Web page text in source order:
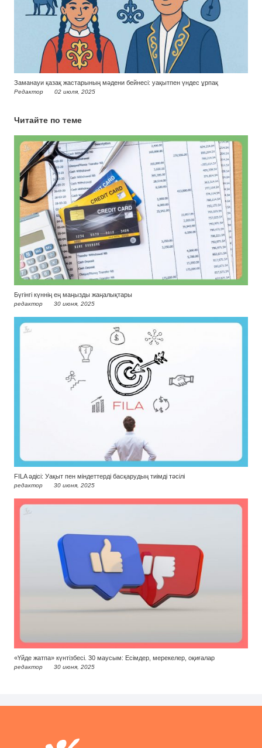
Заманауи қазақ жастарының мәдени бейнесі: уақытпен үндес ұрпақ
Редактор 02 июля, 2025
Читайте по теме
Бүгінгі күннің ең маңызды жаңалықтары
редактор 30 июня, 2025
FILA әдісі: Уақыт пен міндеттерді басқарудың тиімді тәсілі
редактор 30 июня, 2025
«Үйде жатпа» күнтізбесі. 30 маусым: Есімдер, мерекелер, оқиғалар
редактор 30 июня, 2025